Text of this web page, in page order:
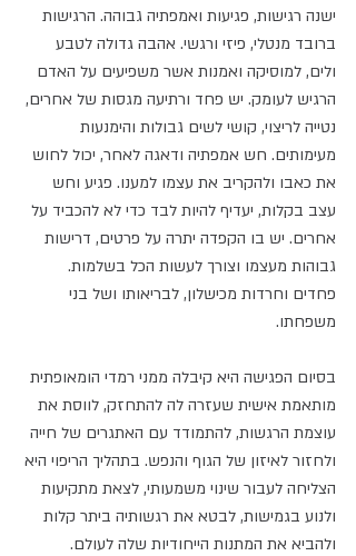
ישנה רגישות, פגיעות ואמפתיה גבוהה. הרגישות
ברובד מנטלי, פיזי ורגשי. אהבה גדולה לטבע
ולים, למוסיקה ואמנות אשר משפיעים על האדם
הרגיש לעומק. יש פחד ורתיעה מגסות של אחרים,
נטייה לריצוי, קושי לשים גבולות והימנעות
מעימותים. חש אמפתיה ודאגה לאחר, יכול לחוש
את כאבו ולהקריב את עצמו למענו. פגיע וחש
עצב בקלות, יעדיף להיות לבד כדי לא להכביד על
אחרים. יש בו הקפדה יתרה על פרטים, דרישות
גבוהות מעצמו וצורך לעשות הכל בשלמות.
פחדים וחרדות מכישלון, לבריאותו ושל בני
משפחתו.
בסיום הפגישה היא קיבלה ממני רמדי הומאופתית
מותאמת אישית שעזרה לה להתחזק, לווסת את
עוצמת הרגשות, להתמודד עם האתגרים של חייה
ולחזור לאיזון של הגוף והנפש. בתהליך הריפוי היא
הצליחה לעבור שינוי משמעותי, לצאת מתקיעות
ולנוע בגמישות, לבטא את רגשותיה ביתר קלות
ולהביא את המתנות הייחודיות שלה לעולם.